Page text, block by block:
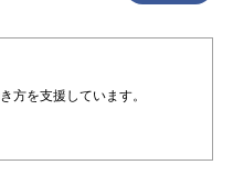
方を支援しています。